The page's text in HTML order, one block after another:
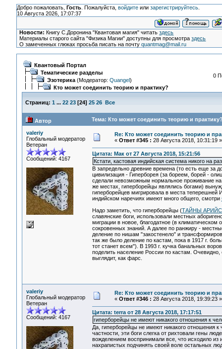
Добро пожаловать, Гость. Пожалуйста, войдитеили зарегистрируйтесь.
10 Августа 2026, 17:07:37
Новости: Книгу С.Доронина "Квантовая магия" читатьздесь
Материалы старого сайта "Физика Магии" доступны для просмотраздесь
О замеченных глюках просьба писать на почтуquantmag@mail.ru
Квантовый Портал
Тематические разделы
Эзотерика(Модератор: Quangel)
Кто может соединить теорию и практику?
0
Страниц: 1 ... 22 23[24] 25 26 Все
Автор Тема: Кто может соединить теорию и
valeriy
Глобальный модератор
Ветеран
Сообщений: 4167
Re: Кто может соединить теорию и
« Ответ #345 : 28 Августа 2018, 10:31:19 »
Цитата: Мак от 27 Августа 2018, 15:21:56
Кстати, кастовая индийская система никого на
В запредельно древние времена (то есть еще за
цивилизация - Гиперборея (за бореем, борей -
сделали невозможным нормальное проживание
же местах, гиперборейцы являлись богами)
гиперборейцев мигрировала в места теперешней
индийском наречиях имеют много общего, смотри
Надо заметить, что гиперборейцы (ТАЙНЫ
славянские боги, использовали местных
миграции в новое, благодатное (в
сокровенных знаний. А далее по ранжиру -
деление по нишам "закостенело" и
так же было деление по кастам, пока в 1917 г.
тот станет всем"). В 1993 г. кучка банальных
поделить население России по кастам.
выглядит, как фарс.
valeriy
Глобальный модератор
Ветеран
Сообщений: 4167
Re: Кто может соединить теорию и
« Ответ #346 : 28 Августа 2018, 19:39:23 »
Цитата: terra от 28 Августа 2018, 17:17:51
гиперборейцы не имеют никакого отношения к
Да, гиперборейцы не имеют никакого отношения
частности, эти боги слегка от рихтовали гены
вожделением воспринимали все, что исходило
нахрапистых подчинять своей воле остальных